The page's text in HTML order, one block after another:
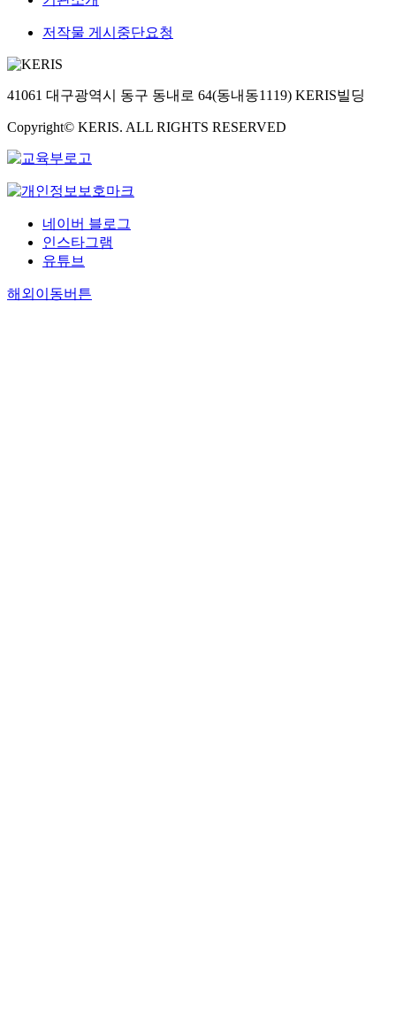
저작물 게시중단요청
41061 대구광역시 동구 동내로 64(동내동1119) KERIS빌딩
Copyright© KERIS. ALL RIGHTS RESERVED
네이버 블로그
인스타그램
유튜브
해외이동버튼